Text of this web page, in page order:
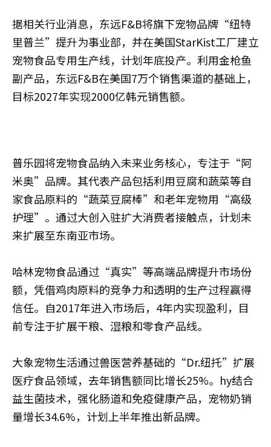
据相关行业消息，东远F&B将旗下宠物品牌“纽特
里普兰”提升为事业部，并在美国StarKist工厂建立
宠物食品专用生产线，计划年底投产。利用金枪鱼
副产品，东远F&B在美国7万个销售渠道的基础上，
目标2027年实现2000亿韩元销售额。
普乐园将宠物食品纳入未来业务核心，专注于“阿
米奥”品牌。其代表产品包括利用豆腐和蔬菜等自
家食品原料的“蔬菜豆腐棒”和老年宠物用“高级
护理”。通过大创入驻扩大消费者接触点，计划未
来扩展至东南亚市场。
哈林宠物食品通过“真实”等高端品牌提升市场份
额，凭借鸡肉原料的竞争力和透明的生产过程赢得
信任。自2017年进入市场后，4年内实现盈利，目
前专注于扩展干粮、湿粮和零食产品线。
大象宠物生活通过兽医营养基础的“Dr.纽托”扩展
医疗食品领域，去年销售额同比增长25%。hy结合
益生菌技术，强化肠道和免疫健康产品，宠物奶销
量增长34.6%，计划上半年推出新品牌。